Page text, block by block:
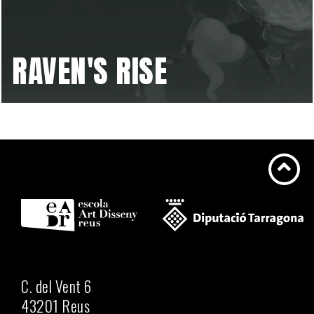
RAVEN'S RISE
C. del Vent 6
43201 Reus